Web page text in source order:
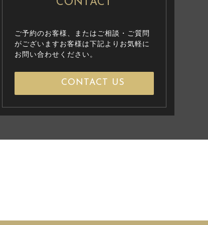
ご予約のお客様、またはご相談・ご質問
がございますお客様は下記よりお気軽に
お問い合わせください。
CONTACT US